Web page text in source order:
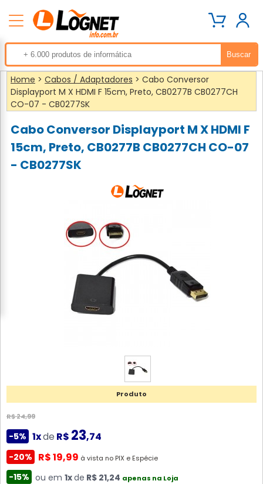
Home > Cabos / Adaptadores > Cabo Conversor
Displayport M X HDMI F 15cm, Preto, CB0277B CB0277CH
CO-07 - CB0277SK
Cabo Conversor Displayport M X HDMI F
15cm, Preto, CB0277B CB0277CH CO-07
- CB0277SK
Produto
R$ 24,99
-5% 1xde R$ 23,74
-20% R$ 19,99 à vista no PIX e Espécie
-15% ou em 1xde R$ 21,24 apenas na Loja